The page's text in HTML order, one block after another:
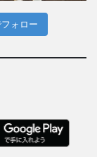
ォロー